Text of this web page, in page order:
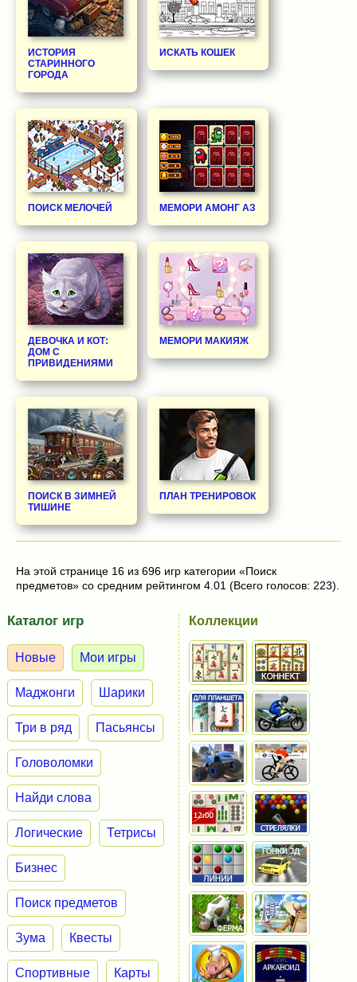
ИСТОРИЯ
СТАРИННОГО
ГОРОДА
ИСКАТЬ КОШЕК
ПОИСК МЕЛОЧЕЙ МЕМОРИ АМОНГ АЗ
ДЕВОЧКА И КОТ:
ДОМ С
ПРИВИДЕНИЯМИ
МЕМОРИ МАКИЯЖ
ПОИСК В ЗИМНЕЙ
ТИШИНЕ
ПЛАН ТРЕНИРОВОК
На этой странице 16 из 696 игр категории «Поиск
предметов» со средним рейтингом 4.01 (Всего голосов: 223).
Каталог игр
Новые Мои игры
Маджонги Шарики
Три в ряд Пасьянсы
Головоломки
Найди слова
Логические Тетрисы
Бизнес
Поиск предметов
Зума Квесты
Спортивные Карты
Коллекции